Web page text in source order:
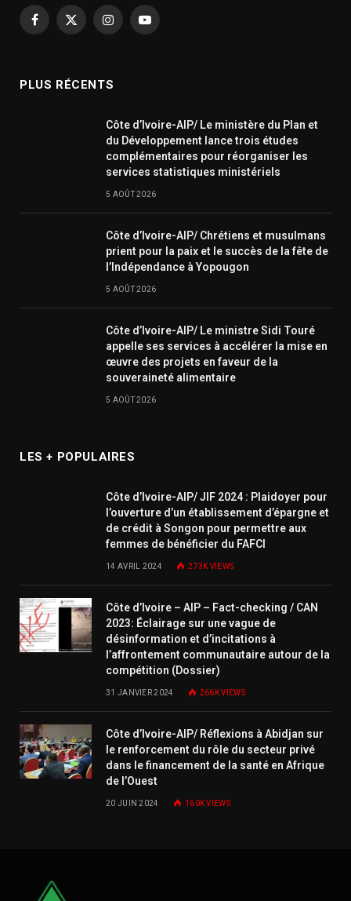
Facebook
X
InstagramYouTube
PLUS RÉCENTS
Côte d’Ivoire-AIP/ Le ministère du Plan et
du Développement lance trois études
complémentaires pour réorganiser les
services statistiques ministériels
5 AOÛT 2026
Côte d’Ivoire-AIP/ Chrétiens et musulmans
prient pour la paix et le succès de la fête de
l’Indépendance à Yopougon
5 AOÛT 2026
Côte d’Ivoire-AIP/ Le ministre Sidi Touré
appelle ses services à accélérer la mise en
œuvre des projets en faveur de la
souveraineté alimentaire
5 AOÛT 2026
LES + POPULAIRES
Côte d’Ivoire-AIP/ JIF 2024 : Plaidoyer pour
l’ouverture d’un établissement d’épargne et
de crédit à Songon pour permettre aux
femmes de bénéficier du FAFCI
14 AVRIL 2024 273K VIEWS
Côte d’Ivoire – AIP – Fact-checking / CAN
2023: Éclairage sur une vague de
désinformation et d’incitations à
l’affrontement communautaire autour de la
compétition (Dossier)
31 JANVIER 2024 266KVIEWS
Côte d’Ivoire-AIP/ Réflexions à Abidjan sur
le renforcement du rôle du secteur privé
dans le financement de la santé en Afrique
de l’Ouest
20 JUIN 2024 160KVIEWS